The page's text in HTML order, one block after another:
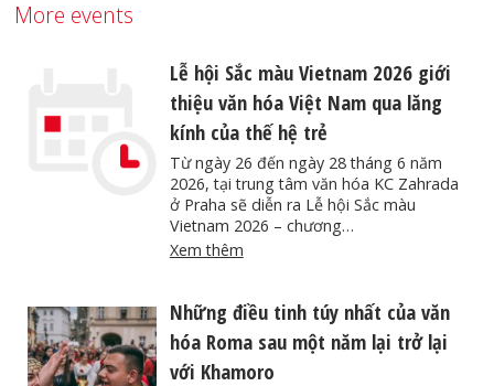
More events
Lễ hội Sắc màu Vietnam 2026 giới
thiệu văn hóa Việt Nam qua lăng
kính của thế hệ trẻ
Từ ngày 26 đến ngày 28 tháng 6 năm
2026, tại trung tâm văn hóa KC Zahrada
ở Praha sẽ diễn ra Lễ hội Sắc màu
Vietnam 2026 – chương…
Xem thêm
Những điều tinh túy nhất của văn
hóa Roma sau một năm lại trở lại
với Khamoro